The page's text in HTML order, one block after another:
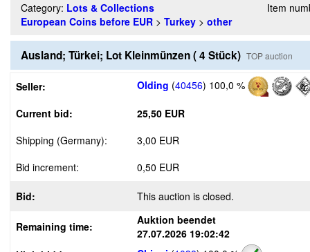
Category: Lots & Collections
European Coins before EUR > Turkey > other
Item
Ausland; Türkei; Lot Kleinmünzen ( 4 Stück) TOP auction
Seller: Olding (40456) 100,0 %
Current bid:
25,50 EUR
Shipping (Germany):
3,00 EUR
Bid increment:
0,50 EUR
Bid: This auction is closed.
Remaining time:
Auktion beendet
27.07.2026 19:02:42